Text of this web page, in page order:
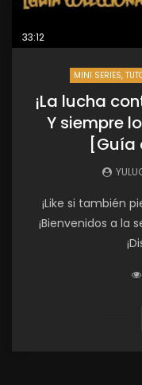
33:12
MINI SERIES,
¡La lucha
Y siempre
[Guía
¡Like si también
¡Bienvenidos a la